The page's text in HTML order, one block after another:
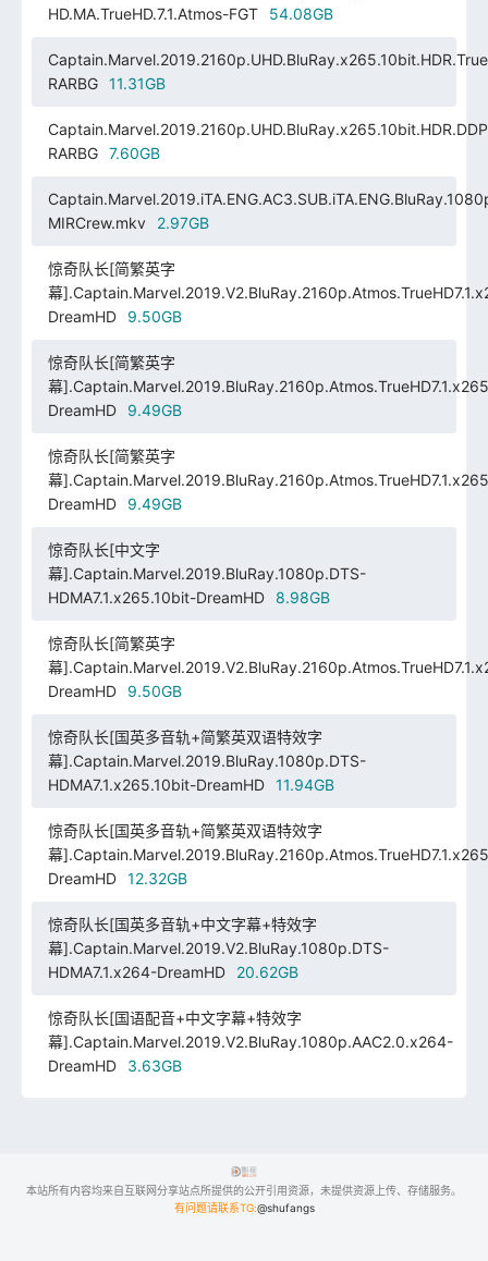
HD.MA.TrueHD.7.1.Atmos-FGT
54.08GB
RARBG
11.31GB
RARBG
7.60GB
MIRCrew.mkv
2.97GB
惊奇队长[简繁英字
幕
DreamHD
9.50GB
惊奇队长[简繁英字
幕
DreamHD
9.49GB
惊奇队长[简繁英字
幕
DreamHD
9.49GB
惊奇队长[中文字
幕].Captain.Marvel.2019.BluRay.1080p.DTS-
HDMA7.1.x265.10bit-DreamHD
8.98GB
惊奇队长[简繁英字
幕
DreamHD
9.50GB
惊奇队长[国英多音轨+简繁英双语特效字
幕].Captain.Marvel.2019.BluRay.1080p.DTS-
HDMA7.1.x265.10bit-DreamHD
11.94GB
惊奇队长[国英多音轨+简繁英双语特效字
幕
DreamHD
12.32GB
惊奇队长[国英多音轨+中文字幕+特效字
幕].Captain.Marvel.2019.V2.BluRay.1080p.DTS-
HDMA7.1.x264-DreamHD
20.62GB
惊奇队长[国语配音+中文字幕+特效字
幕].Captain.Marvel.2019.V2.BluRay.1080p.AAC2.0.x264-
DreamHD
3.63GB
本站所有内容均来自互联网分享站点所提供的公开引用资源，未提供资源上传、存储服务。
有问题请联系TG:@shufangs